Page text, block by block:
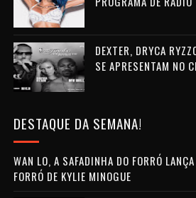
DEXTER, DRYCA
SE APRESENTAM NO
DESTAQUE DA SEMANA!
WAN LO, A SAFADINHA DO FORRÓ
FORRÓ DE KYLIE MINOGUE